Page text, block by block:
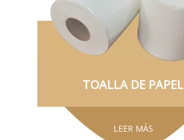
TOALLA DE PAPEL
LEER MÁS